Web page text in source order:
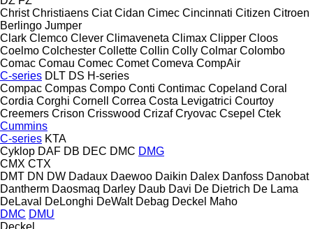
Christ Christiaens Ciat Cidan Cimec Cincinnati Citizen Citroen
Berlingo Jumper
Clark Clemco Clever Climaveneta Climax Clipper Cloos
Coelmo Colchester Collette Collin Colly Colmar Colombo
Comac Comau Comec Comet Comeva CompAir
C-series DLT DS H-series
Compac Compas Compo Conti Contimac Copeland Coral
Cordia Corghi Cornell Correa Costa Levigatrici Courtoy
Creemers Crison Crisswood Crizaf Cryovac Csepel Ctek
Cummins
C-series KTA
Cyklop DAF DB DEC DMC DMG
CMX CTX
DMT DN DW Dadaux Daewoo Daikin Dalex Danfoss Danobat
Dantherm Daosmaq Darley Daub Davi De Dietrich De Lama
DeLaval
DeLonghi DeWalt Debag Deckel Maho
DMC DMU
Deckel